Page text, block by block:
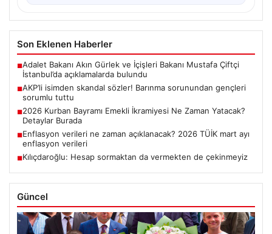
Son Eklenen Haberler
■Adalet Bakanı Akın Gürlek ve İçişleri Bakanı Mustafa Çiftçi
İstanbul’da açıklamalarda bulundu
■AKP’li isimden skandal sözler! Barınma sorunundan gençleri
sorumlu tuttu
■2026 Kurban Bayramı Emekli İkramiyesi Ne Zaman Yatacak?
Detaylar Burada
■Enflasyon verileri ne zaman açıklanacak? 2026 TÜİK mart ayı
enflasyon verileri
■Kılıçdaroğlu: Hesap sormaktan da vermekten de çekinmeyiz
Güncel